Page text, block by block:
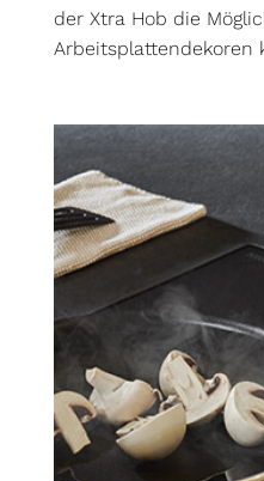
der Xtra Hob die
Arbeitsplattendekoren